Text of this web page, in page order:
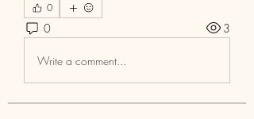
0
0 3
Write a comment...